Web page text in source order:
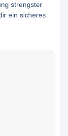
strengster
ein sicheres